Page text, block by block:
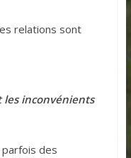
relations sont
les inconvénients
des